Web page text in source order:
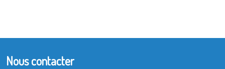
Nous contacter